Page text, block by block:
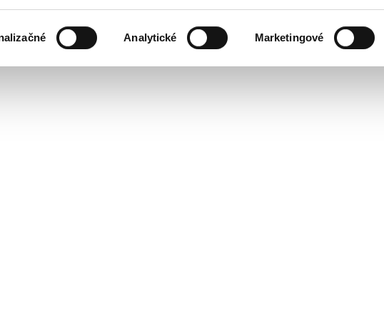
Analytické Marketingové